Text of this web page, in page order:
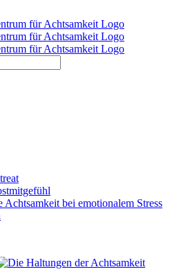
Achtsamkeit bei emotionalem Stress